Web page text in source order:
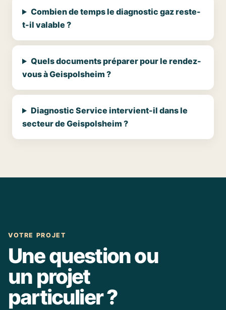
Combien de temps le diagnostic gaz reste-
t-il valable ?
Quels documents préparer pour le rendez-
vous à Geispolsheim ?
Diagnostic Service intervient-il dans le
secteur de Geispolsheim ?
VOTRE PROJET
Une question ou
un projet
particulier ?